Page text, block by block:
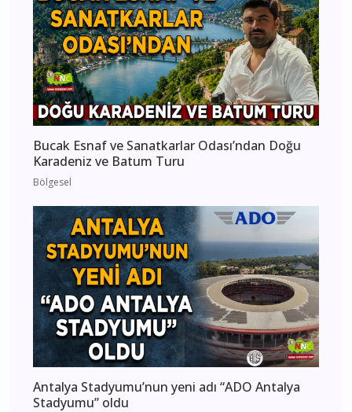
Bucak Esnaf ve Sanatkarlar Odası’ndan Doğu
Karadeniz ve Batum Turu
Bölgesel
Antalya Stadyumu’nun yeni adı “ADO Antalya
Stadyumu” oldu